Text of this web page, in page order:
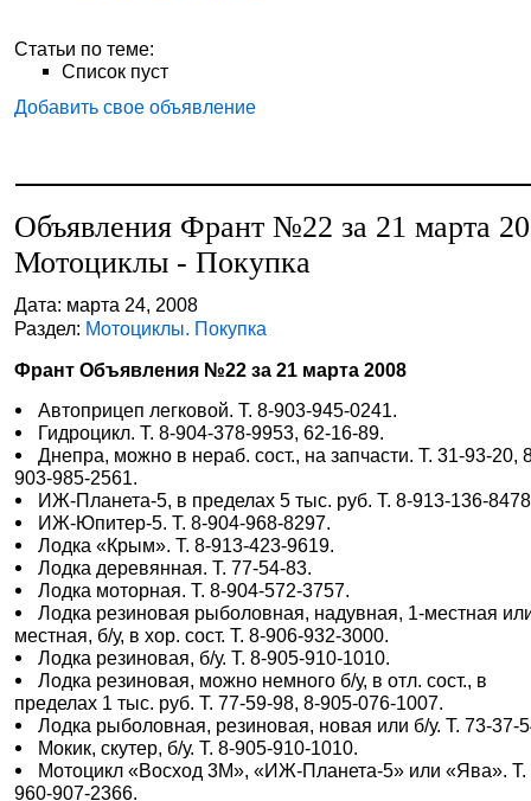
Статьи по теме:
Список пуст
Добавить свое объявление
Объявления Франт №22 за 21 марта
Мотоциклы - Покупка
Дата: марта 24, 2008
Раздел: Мотоциклы. Покупка
Франт Объявления №22 за 21 марта 2008
Автоприцеп легковой. Т. 8-903-945-0241.
Гидроцикл. Т. 8-904-378-9953, 62-16-89.
Днепра, можно в нераб. сост., на запчасти. Т. 31-93-20,
903-985-2561.
ИЖ-Планета-5, в пределах 5 тыс. руб. Т. 8-913-136-
ИЖ-Юпитер-5. Т. 8-904-968-8297.
Лодка «Крым». Т. 8-913-423-9619.
Лодка деревянная. Т. 77-54-83.
Лодка моторная. Т. 8-904-572-3757.
Лодка резиновая рыболовная, надувная, 1-местная
местная, б/у, в хор. сост. Т. 8-906-932-3000.
Лодка резиновая, б/у. Т. 8-905-910-1010.
Лодка резиновая, можно немного б/у, в отл. сост., в
пределах 1 тыс. руб. Т. 77-59-98, 8-905-076-1007.
Лодка рыболовная, резиновая, новая или б/у. Т. 73-37-
Мокик, скутер, б/у. Т. 8-905-910-1010.
Мотоцикл «Восход 3М», «ИЖ-Планета-5» или «Ява». Т.
960-907-2366.